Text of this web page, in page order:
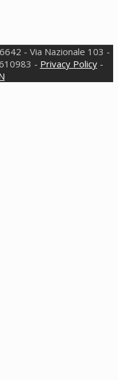
- Via Nazionale 103 -
- Privacy Policy-